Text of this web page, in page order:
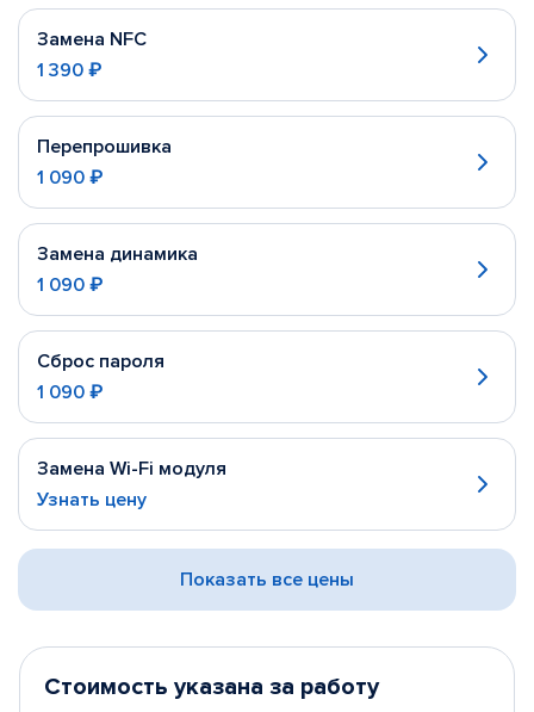
Замена NFC
1 390 ₽
Перепрошивка
1 090 ₽
Замена динамика
1 090 ₽
Сброс пароля
1 090 ₽
Замена Wi-Fi модуля
Узнать цену
Показать все цены
Стоимость указана за работу